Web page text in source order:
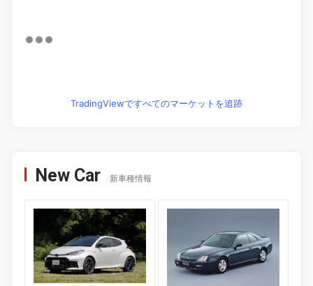
TradingViewですべてのマーケットを追跡
New Car 新車種情報